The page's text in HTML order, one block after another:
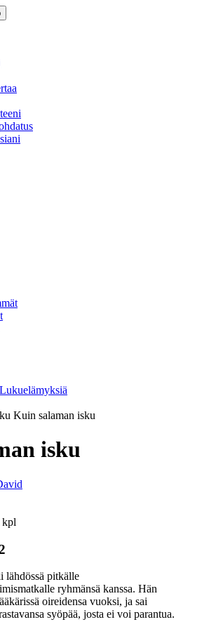
Lukuelämyksiä
Kuin salaman isku
isku
kpl
lähdössä pitkälle
ryhmänsä kanssa. Hän
oireidensa vuoksi, ja sai
syöpää, josta ei voi parantua.